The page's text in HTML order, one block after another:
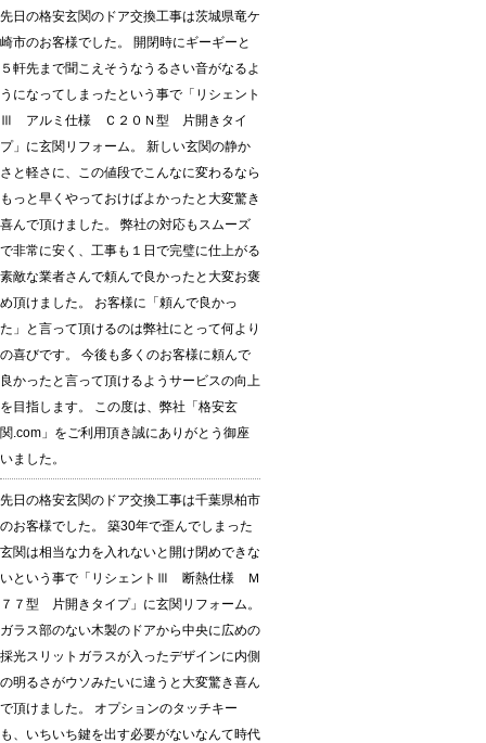
先日の格安玄関のドア交換工事は茨城県竜ケ
崎市のお客様でした。 開閉時にギーギーと
５軒先まで聞こえそうなうるさい音がなるよ
うになってしまったという事で「リシェント
Ⅲ アルミ仕様 Ｃ２０Ｎ型 片開きタイ
プ」に玄関リフォーム。 新しい玄関の静か
さと軽さに、この値段でこんなに変わるなら
もっと早くやっておけばよかったと大変驚き
喜んで頂けました。 弊社の対応もスムーズ
で非常に安く、工事も１日で完璧に仕上がる
素敵な業者さんで頼んで良かったと大変お褒
め頂けました。 お客様に「頼んで良かっ
た」と言って頂けるのは弊社にとって何より
の喜びです。 今後も多くのお客様に頼んで
良かったと言って頂けるようサービスの向上
を目指します。 この度は、弊社「格安玄
関.com」をご利用頂き誠にありがとう御座
いました。
先日の格安玄関のドア交換工事は千葉県柏市
のお客様でした。 築30年で歪んでしまった
玄関は相当な力を入れないと開け閉めできな
いという事で「リシェントⅢ 断熱仕様 Ｍ
７７型 片開きタイプ」に玄関リフォーム。
ガラス部のない木製のドアから中央に広めの
採光スリットガラスが入ったデザインに内側
の明るさがウソみたいに違うと大変驚き喜ん
で頂けました。 オプションのタッチキー
も、いちいち鍵を出す必要がないなんて時代